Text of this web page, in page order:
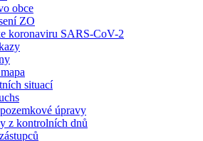
obce
ZO
koronaviru SARS-CoV-2
situací
úpravy
z kontrolních dnů